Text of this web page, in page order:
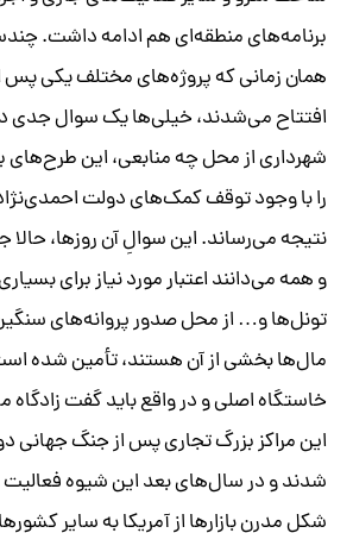
برنامه‌های منطقه‌ای هم ادامه داشت.
همان زمانی که پروژه‌های مختلف یکی پس
افتتاح می‌شدند، خیلی‌ها یک سوال جدی
شهرداری از محل چه منابعی، این طرح‌های
را با وجود توقف کمک‌های دولت
نتیجه می‌رساند. این سوالِ آن روزها، حالا
و همه می‌دانند اعتبار مورد نیاز برای
تونل‌ها و… از محل صدور پروانه‌های
مال‌ها بخشی از آن هستند، تأمین شده
خاستگاه اصلی و در واقع باید گفت زادگاه
این مراکز بزرگ تجاری پس از جنگ جهانی
شدند و در سال‌های بعد این شیوه فعالیت
شکل مدرن بازارها از آمریکا به سایر